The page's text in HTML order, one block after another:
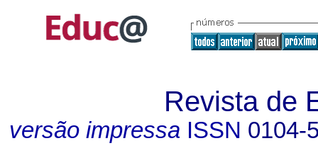
Revista de
versão impressa ISSN 0104-